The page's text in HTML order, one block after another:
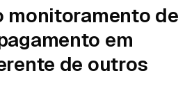
monitoramento de
em
de outros